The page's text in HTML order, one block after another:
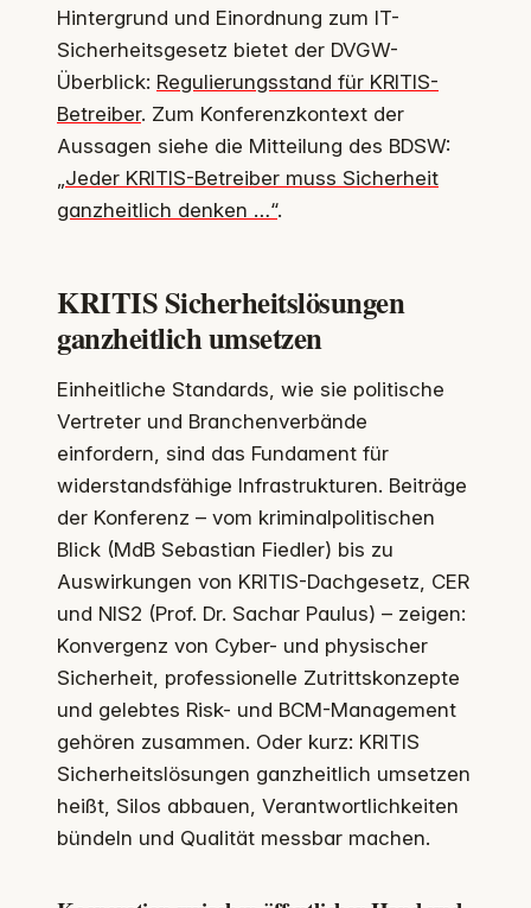
Hintergrund und Einordnung zum IT-
Sicherheitsgesetz bietet der DVGW-
Überblick: Regulierungsstand für KRITIS-
Betreiber. Zum Konferenzkontext der
Aussagen siehe die Mitteilung des BDSW:
„Jeder KRITIS-Betreiber muss Sicherheit
ganzheitlich denken …“.
KRITIS Sicherheitslösungen
ganzheitlich umsetzen
Einheitliche Standards, wie sie politische
Vertreter und Branchenverbände
einfordern, sind das Fundament für
widerstandsfähige Infrastrukturen. Beiträge
der Konferenz – vom kriminalpolitischen
Blick (MdB Sebastian Fiedler) bis zu
Auswirkungen von KRITIS-Dachgesetz, CER
und NIS2 (Prof. Dr. Sachar Paulus) – zeigen:
Konvergenz von Cyber- und physischer
Sicherheit, professionelle Zutrittskonzepte
und gelebtes Risk- und BCM-Management
gehören zusammen. Oder kurz: KRITIS
Sicherheitslösungen ganzheitlich umsetzen
heißt, Silos abbauen, Verantwortlichkeiten
bündeln und Qualität messbar machen.